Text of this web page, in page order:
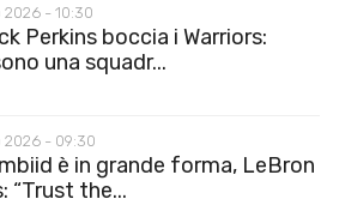
2026 - 10:30
Perkins boccia i Warriors:
una squadr...
2026 - 09:30
è in grande forma, LeBron
“Trust the...